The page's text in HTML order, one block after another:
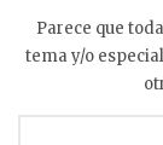
Parece que
tema y/o